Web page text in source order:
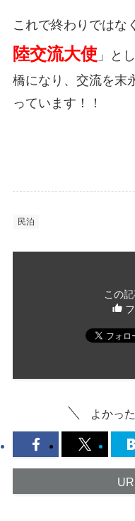
これで終わりではな
陸交流大使 」と
橋になり、交流を末
っています！！
民泊
この
よかっ